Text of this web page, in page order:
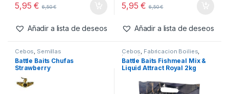
5,95€ 6,50€
Añadir a lista de deseos
5,95€ 6,50€
Añadir a lista de deseos
Cebos, Semillas
Battle Baits Chufas
Strawberry
Cebos, Fabricacion Boilies,
Ingredientes
Battle Baits Fishmeal Mix &
Liquid Attract Royal 2kg